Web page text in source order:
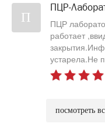
П
ПЦР-
ПЦР
работает
устарела.Не
посмотреть